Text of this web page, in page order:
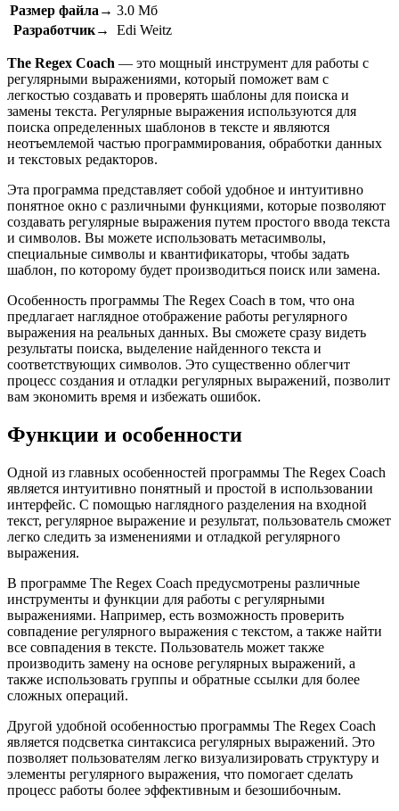
Размер файла→ 3.0 Мб
Разработчик→
Edi Weitz
The Regex Coach — это мощный инструмент для работы с
регулярными выражениями, который поможет вам с
легкостью создавать и проверять шаблоны для поиска и
замены текста. Регулярные выражения используются для
поиска определенных шаблонов в тексте и являются
неотъемлемой частью программирования, обработки данных
и текстовых редакторов.
Эта программа представляет собой удобное и интуитивно
понятное окно с различными функциями, которые позволяют
создавать регулярные выражения путем простого ввода текста
и символов. Вы можете использовать метасимволы,
специальные символы и квантификаторы, чтобы задать
шаблон, по которому будет производиться поиск или замена.
Особенность программы The Regex Coach в том, что она
предлагает наглядное отображение работы регулярного
выражения на реальных данных. Вы сможете сразу видеть
результаты поиска, выделение найденного текста и
соответствующих символов. Это существенно облегчит
процесс создания и отладки регулярных выражений, позволит
вам экономить время и избежать ошибок.
Функции и особенности
Одной из главных особенностей программы The Regex Coach
является интуитивно понятный и простой в использовании
интерфейс. С помощью наглядного разделения на входной
текст, регулярное выражение и результат, пользователь сможет
легко следить за изменениями и отладкой регулярного
выражения.
В программе The Regex Coach предусмотрены различные
инструменты и функции для работы с регулярными
выражениями. Например, есть возможность проверить
совпадение регулярного выражения с текстом, а также найти
все совпадения в тексте. Пользователь может также
производить замену на основе регулярных выражений, а
также использовать группы и обратные ссылки для более
сложных операций.
Другой удобной особенностью программы The Regex Coach
является подсветка синтаксиса регулярных выражений. Это
позволяет пользователям легко визуализировать структуру и
элементы регулярного выражения, что помогает сделать
процесс работы более эффективным и безошибочным.